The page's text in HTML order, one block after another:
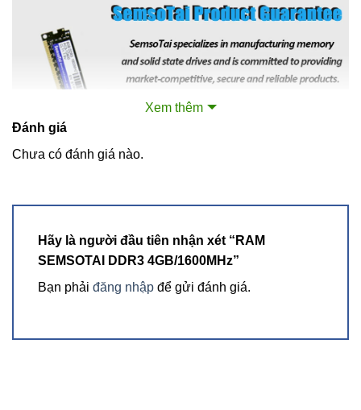
Xem thêm
Đánh giá
Chưa có đánh giá nào.
Hãy là người đầu tiên nhận xét “RAM
SEMSOTAI DDR3 4GB/1600MHz”
Bạn phải đăng nhập để gửi đánh giá.